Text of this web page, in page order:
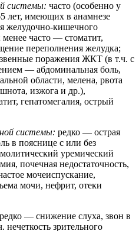
системы: часто (особенно у
лет, имеющих в анамнезе
желудочно-кишечного
менее часто — стоматит,
переполнения желудка;
поражения ЖКТ (в т.ч. с
— абдоминальная боль,
области, мелена, рвота
изжога и др.),
гепатомегалия, острый
системы: редко — острая
в пояснице с или без
уремический
почечная недостаточность,
мочеиспускание,
мочи, нефрит, отеки
редко — снижение слуха, звон в
зрительного